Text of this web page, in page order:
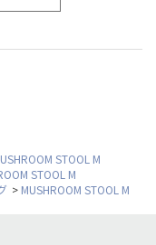
STOOL M
STOOL M
> MUSHROOM STOOL M